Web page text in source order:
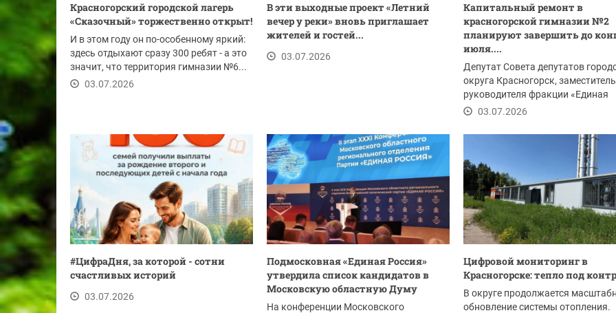
Красногорский городской лагерь
«Сказочный» торжественно открыт!
И в этом году он по-особенному яркий:
здесь отдыхают сразу 300 ребят - а это
значит, что территория гимназии №6...
03.07.2026
В эти выходные проект «Летний
вечер у реки» вновь приглашает
жителей и гостей...
03.07.2026
Капитальный ремонт в
красногорской гимназии №2
планируют завершить до
июля....
Депутат Совета депутатов
округа Красногорск, заместитель
руководителя фракции «Единая
Россия» Артур...
03.07.2026
#ЦифраДня, за которой - сотни
счастливых историй
03.07.2026
Подмосковная «Единая Россия»
утвердила список кандидатов в
Московскую областную Думу
На конференции Московского
Цифровой мониторинг в
Красногорске: тепло под
В округе продолжается
обновление системы отопления.